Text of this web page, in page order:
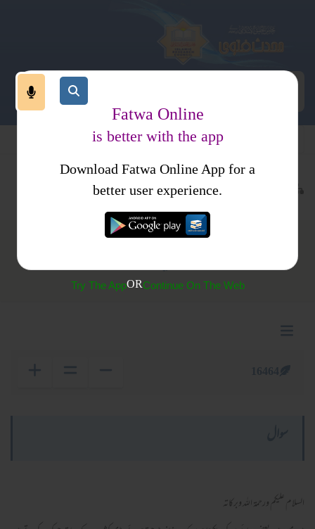
نماز نماز کا طریقہ کار کتب فتاوی
(424) نماز میں کثرت حرکات
السلام عليكم ورحمة الله وبركاته
Fatwa Online
is better with the app
Download Fatwa Online App for a
better user experience.
Try The AppORContinue On The Web